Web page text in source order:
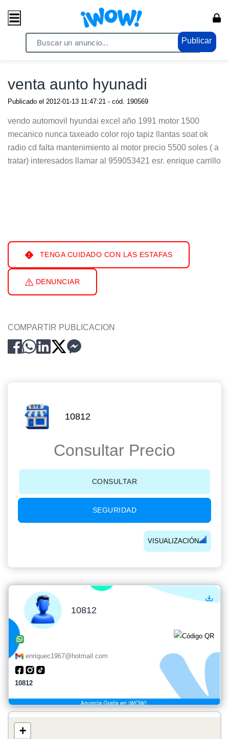
Publicar
/ Vehiculos / Autos
venta aunto hyunadi
Publicado el 2012-01-13 11:47:21 - cód. 190569
vendo automovil hyundai excel año 1991 motor 1500
mecanico nunca taxeado color rojo tapiz llantas soat ok
radio cd falta mantenimiento al motor precio 5500 soles ( a
tratar) interesados llamar al 959053421 esr. enrique carrillo
TENGA CUIDADO CON LAS ESTAFAS
DENUNCIAR
COMPARTIR PUBLICACION
10812
Consultar Precio
CONSULTAR
SEGURIDAD
VISUALIZACIÓN
10812
enriquec1967@hotmail.com
10812
+